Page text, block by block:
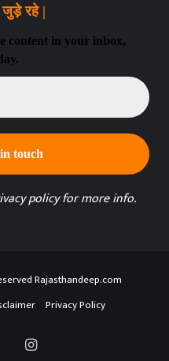
जुड़े रहे |
content in your inbox,
policyfor more info.
Rajasthandeep.com
Privacy Policy
YouTubeInstagram